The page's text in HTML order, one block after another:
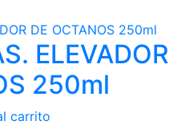
ELEVADOR
250ml
carrito